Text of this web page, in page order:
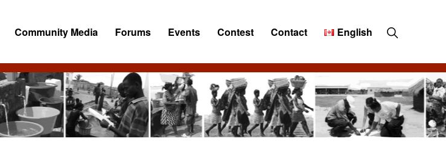
Community Media Forums Events Contest Contact English Show
Search